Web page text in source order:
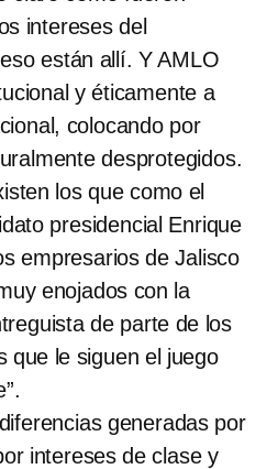
intereses del
están allí. Y AMLO
y éticamente a
colocando por
desprotegidos.
los que como el
presidencial Enrique
empresarios de Jalisco
enojados con la
de parte de los
que le siguen el juego
generadas por
intereses de clase y